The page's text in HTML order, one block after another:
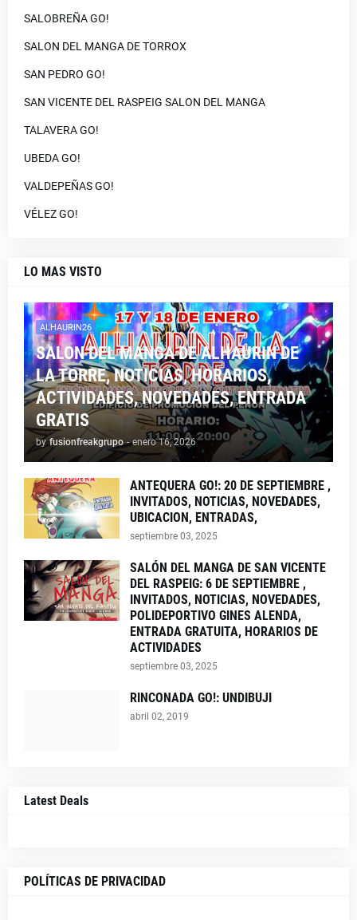
SALOBREÑA GO!
SALON DEL MANGA DE TORROX
SAN PEDRO GO!
SAN VICENTE DEL RASPEIG SALON DEL MANGA
TALAVERA GO!
UBEDA GO!
VALDEPEÑAS GO!
VÉLEZ GO!
LO MAS VISTO
ALHAURIN26
SALON DEL MANGA DE ALHAURIN DE
LA TORRE, NOTICIAS, HORARIOS,
ACTIVIDADES, NOVEDADES, ENTRADA
GRATIS
by fusionfreakgrupo - enero 16, 2026
ANTEQUERA GO!: 20 DE SEPTIEMBRE ,
INVITADOS, NOTICIAS, NOVEDADES,
UBICACION, ENTRADAS,
septiembre 03, 2025
SALÓN DEL MANGA DE SAN VICENTE
DEL RASPEIG: 6 DE SEPTIEMBRE ,
INVITADOS, NOTICIAS, NOVEDADES,
POLIDEPORTIVO GINES ALENDA,
ENTRADA GRATUITA, HORARIOS DE
ACTIVIDADES
septiembre 03, 2025
RINCONADA GO!: UNDIBUJI
abril 02, 2019
Latest Deals
POLÍTICAS DE PRIVACIDAD